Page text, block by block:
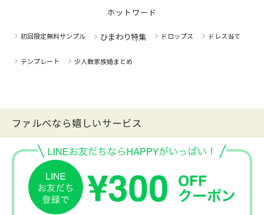
ホットワード
初回限定無料サンプル ひまわり特集 ドロップス ドレス当て
テンプレート 少人数家族婚まとめ
ファルべなら嬉しいサービス